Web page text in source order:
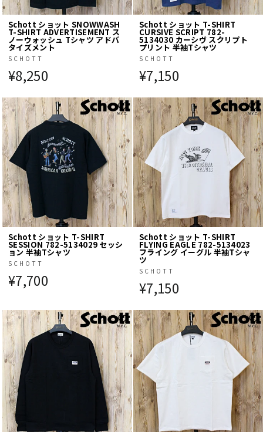
Schott ショット SNOWWASH
T-SHIRT ADVERTISEMENT ス
ノーウォッシュ Tシャツ アドバ
タイズメント
SCHOTT
¥8,250
Schott ショット T-SHIRT
CURSIVE SCRIPT 782-
5134030 カーシヴ スクリプト
プリント 半袖Tシャツ
SCHOTT
¥7,150
Schott ショット T-SHIRT
SESSION 782-5134029 セッシ
ョン 半袖Tシャツ
SCHOTT
¥7,700
Schott ショット T-SHIRT
FLYING EAGLE 782-5134023
フライング イーグル 半袖Tシャ
ツ
SCHOTT
¥7,150